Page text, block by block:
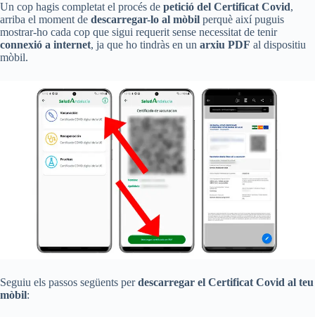
Un cop hagis completat el procés de petició del Certificat Covid,
arriba el moment de descarregar-lo al mòbil perquè així puguis
mostrar-ho cada cop que sigui requerit sense necessitat de tenir
connexió a internet, ja que ho tindràs en un arxiu PDF al dispositiu
mòbil.
Seguiu els passos següents perdescarregar el Certificat Covid al teu
mòbil: